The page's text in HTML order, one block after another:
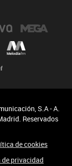
S.A - A.
Reservados
de cookies
privacidad